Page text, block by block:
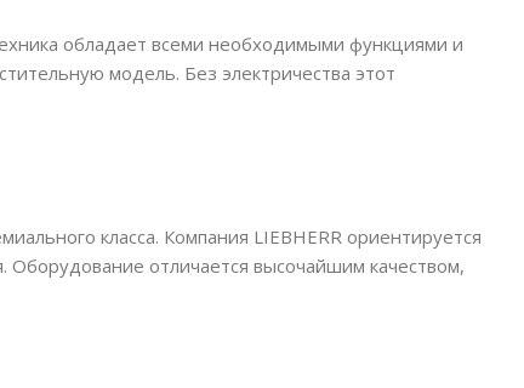
обладает всеми необходимыми функциями и
модель. Без электричества этот
класса. Компания LIEBHERR ориентируется
Оборудование отличается высочайшим качеством,